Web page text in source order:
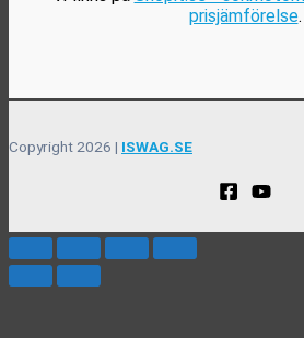
prisjämförelse.
Copyright 2026 | ISWAG.SE